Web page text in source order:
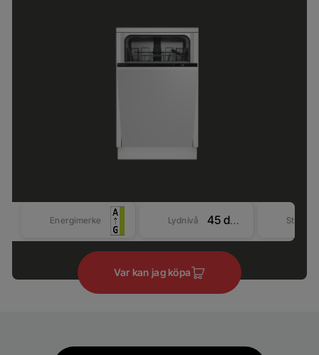
Energimerke Lydnivå 45 dBA
Var kan jag köpa